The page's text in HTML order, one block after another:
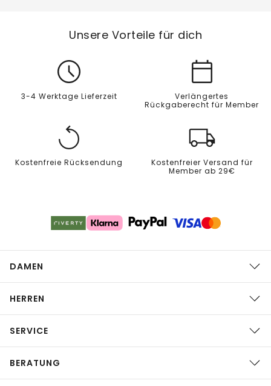
Unsere Vorteile für dich
3-4 Werktage Lieferzeit
Verlängertes
Rückgaberecht für Member
Kostenfreie Rücksendung
Kostenfreier Versand für
Member ab 29€
DAMEN
HERREN
SERVICE
BERATUNG